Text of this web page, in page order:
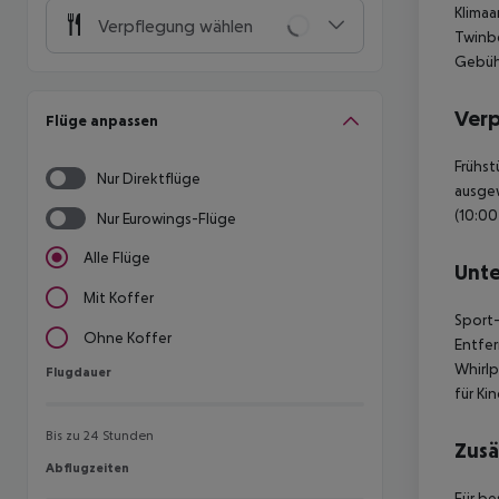
Verpflegung wählen
Flüge anpassen
Nur Direktflüge
Nur Eurowings-Flüge
Alle Flüge
Mit Koffer
Ohne Koffer
Flugdauer
Flugdauer
Bis zu 24 Stunden
Abflugzeiten
Abflugzeiten
für